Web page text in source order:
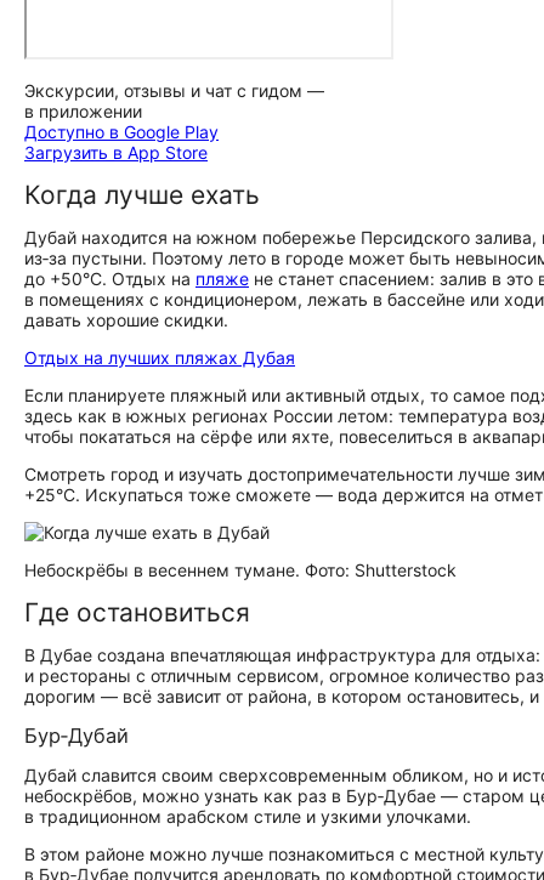
Экскурсии, отзывы и чат с гидом —
в приложении
Доступно в Google Play
Загрузить в App Store
Когда лучше ехать
Дубай находится на южном побережье Персидского
из‑за пустыни. Поэтому лето в городе может быть
до +50°С. Отдых на пляже не станет спасением: залив в
в помещениях с кондиционером, лежать в бассейне или
давать хорошие скидки.
Отдых на лучших пляжах Дубая
Если планируете пляжный или активный отдых, то самое
здесь как в южных регионах России летом: температура
чтобы покататься на сёрфе или яхте, повеселиться в
Смотреть город и изучать до­сто­при­ме­ча­тель­но­сти лучше
+25°С. Искупаться тоже сможете — вода держится на
Небоскрёбы в весеннем тумане. Фото: Shutterstock
Где остановиться
В Дубае создана впечатляющая инфраструктура для
и рестораны с отличным сервисом, огромное количество
дорогим — всё зависит от района, в котором остановитесь, и
Бур‑Дубай
Дубай славится своим сверхсовременным обликом, но и
небоскрёбов, можно узнать как раз в Бур‑Дубае — старом
в традиционном арабском стиле и узкими улочками.
В этом районе можно лучше познакомиться с местной
в Бур‑Дубае получится арендовать по комфортной